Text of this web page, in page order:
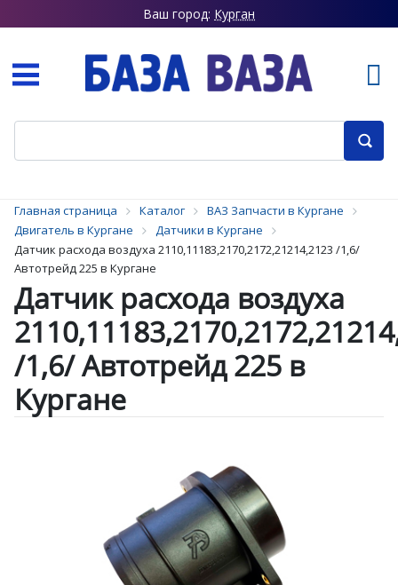
Ваш город: Курган
Главная страница Каталог
ВАЗ Запчасти в Кургане
Двигатель в Кургане
Датчики в Кургане
Датчик расхода воздуха 2110,11183,2170,2172,21214,2123 /1,6/
Автотрейд 225 в Кургане
Датчик расхода воздуха
/1,6/ Автотрейд 225 в
Кургане